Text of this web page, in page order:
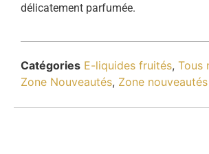
délicatement parfumée.
Catégories E-liquides fruités, Tous
Zone Nouveautés, Zone